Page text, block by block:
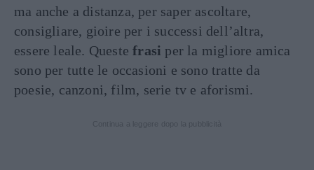
ma anche a distanza, per saper ascoltare,
consigliare, gioire per i successi dell’altra,
essere leale. Questefrasi per la migliore amica
sono per tutte le occasioni e sono tratte da
poesie, canzoni, film, serie tv e aforismi.